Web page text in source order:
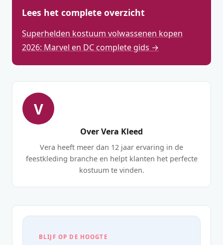
Lees het complete overzicht
Superhelden kostuum volwassenen kopen
2026: Marvel en DC complete gids →
V
Over Vera Kleed
Vera heeft meer dan 12 jaar ervaring in de
feestkleding branche en helpt klanten het perfecte
kostuum te vinden.
BLIJF OP DE HOOGTE